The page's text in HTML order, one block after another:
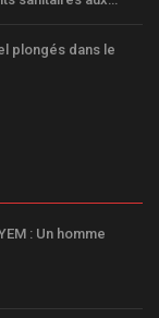
plongés dans le
: Un homme